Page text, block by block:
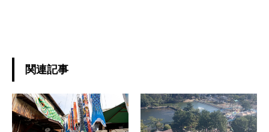
関連記事